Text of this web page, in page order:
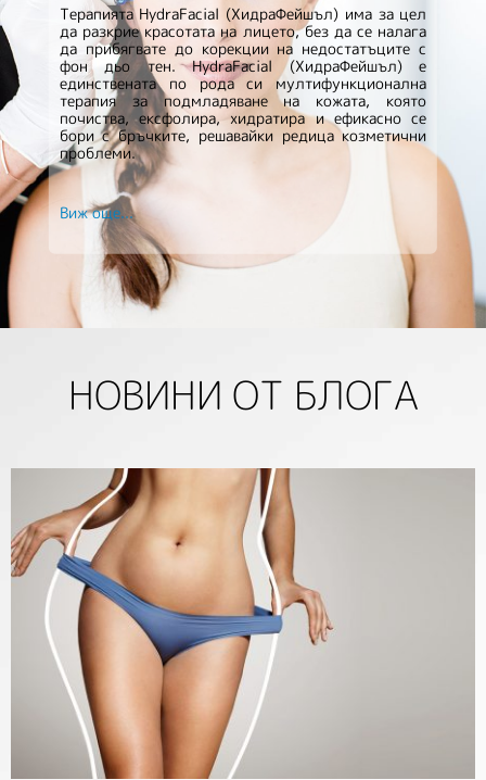
Терапията HydraFacial (ХидраФейшъл) има за цел
да разкрие красотата на лицето, без да се налага
да прибягвате до корекции на недостатъците с
фон дьо тен. HydraFacial (ХидраФейшъл) е
единствената по рода си мултифункционална
терапия за подмладяване на кожата, която
почиства, ексфолира, хидратира и ефикасно се
бори с бръчките, решавайки редица козметични
проблеми.
Виж още...
НОВИНИ ОТ БЛОГА